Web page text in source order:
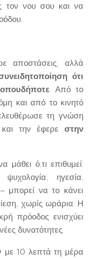
τον νου σου και να
αποστάσεις, αλλά
ότι
. Από το
και από το κινητό
τη γνώση
την έφερε στην
μάθει ό,τι επιθυμεί:
ηγεσία,
μπορεί να το κάνει
χωρίς ωράρια. Η
πρόοδος ενισχύει
δυνατότητες.
με 10 λεπτά τη μέρα